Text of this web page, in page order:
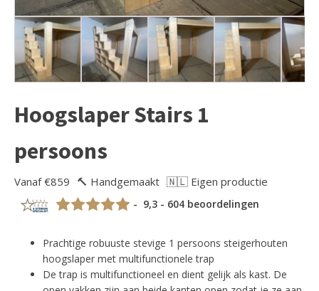
Hoogslaper Stairs 1
persoons
Vanaf €859 🔨 Handgemaakt 🇳🇱 Eigen productie
- 9,3 - 604 beoordelingen
Prachtige robuuste stevige 1 persoons steigerhouten
hoogslaper met multifunctionele trap
De trap is multifunctioneel en dient gelijk als kast. De